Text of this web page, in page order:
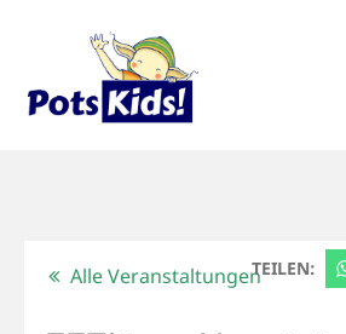
TEILEN:
Alle Veranstaltungen